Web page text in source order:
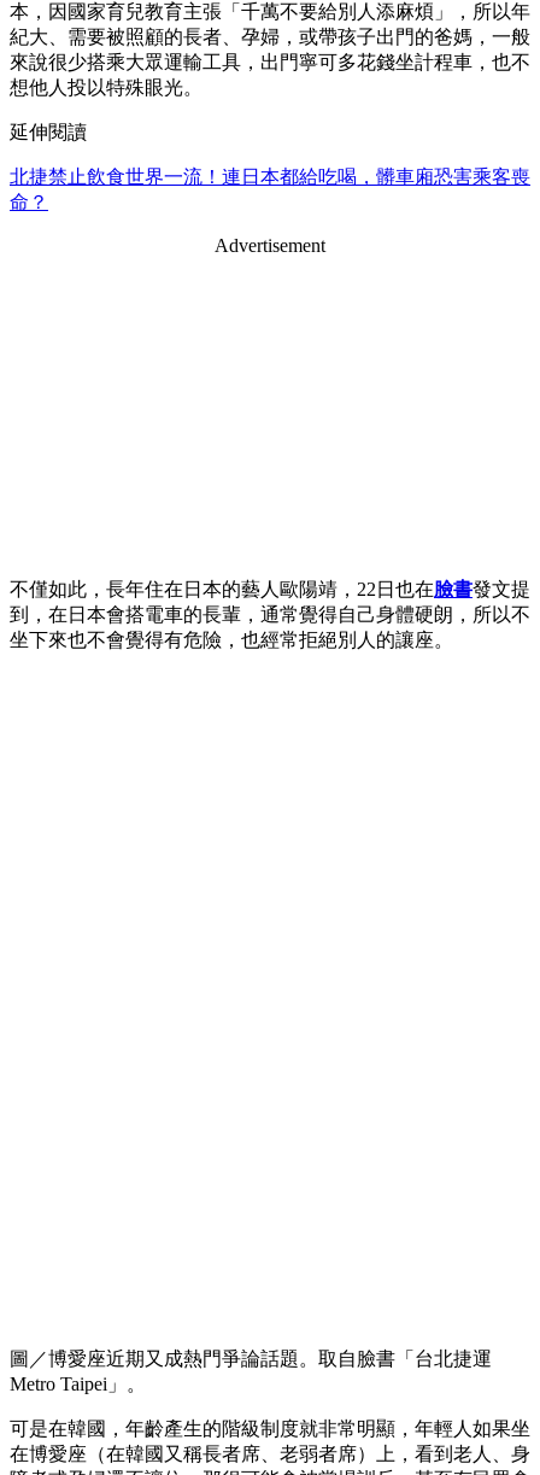
本，因國家育兒教育主張「千萬不要給別人添麻煩」，所以年
紀大、需要被照顧的長者、孕婦，或帶孩子出門的爸媽，一般
來說很少搭乘大眾運輸工具，出門寧可多花錢坐計程車，也不
想他人投以特殊眼光。
延伸閱讀
北捷禁止飲食世界一流！連日本都給吃喝，髒車廂恐害乘客喪
命？
Advertisement
不僅如此，長年住在日本的藝人歐陽靖，22日也在臉書發文提
到，在日本會搭電車的長輩，通常覺得自己身體硬朗，所以不
坐下來也不會覺得有危險，也經常拒絕別人的讓座。
圖／博愛座近期又成熱門爭論話題。取自臉書「台北捷運
Metro Taipei」。
可是在韓國，年齡產生的階級制度就非常明顯，年輕人如果坐
在博愛座（在韓國又稱長者席、老弱者席）上，看到老人、身